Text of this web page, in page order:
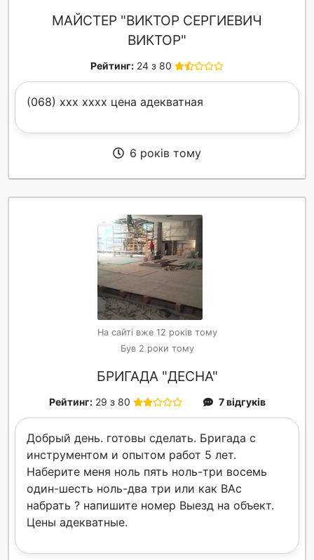
МАЙСТЕР "ВИКТОР СЕРГИЕВИЧ
ВИКТОР"
Рейтинг: 24 з 80
(068) xxx xxxx цена адекватная
6 років тому
На сайті вже 12 років тому
Був 2 роки тому
БРИГАДА "ДЕСНА"
Рейтинг: 29 з 80 7 відгуків
Добрый день. готовы сделать. Бригада с
инструментом и опытом работ 5 лет.
Наберите меня ноль пять ноль-три восемь
один-шесть ноль-два три или как ВАс
набрать ? напишите номер Выезд на объект.
Цены адекватные.